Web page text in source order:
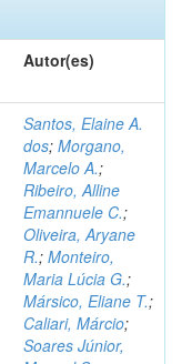
Autor(es)
Santos, Elaine A.
dos; Morgano,
Marcelo A.;
Ribeiro, Alline
Emannuele C.;
Oliveira, Aryane
R.; Monteiro,
Maria Lúcia G.;
Mársico, Eliane T.;
Caliari, Márcio;
Soares Júnior,